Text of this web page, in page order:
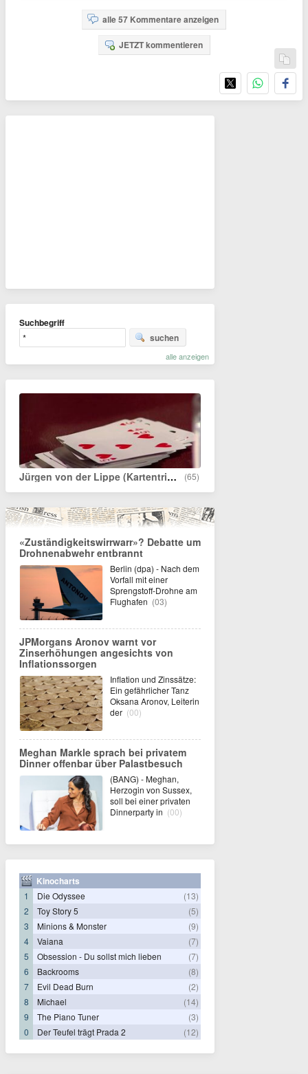
alle 57 Kommentare anzeigen
JETZT kommentieren
Suchbegriff
suchen
alle anzeigen
Jürgen von der Lippe (Kartentrick) (65)
«Zuständigkeitswirrwarr»? Debatte um
Drohnenabwehr entbrannt
Berlin (dpa) - Nach dem
Vorfall mit einer
Sprengstoff-Drohne am
Flughafen (03)
JPMorgans Aronov warnt vor
Zinserhöhungen angesichts von
Inflationssorgen
Inflation und Zinssätze:
Ein gefährlicher Tanz
Oksana Aronov, Leiterin
der (00)
Meghan Markle sprach bei privatem
Dinner offenbar über Palastbesuch
(BANG) - Meghan,
Herzogin von Sussex,
soll bei einer privaten
Dinnerparty in (00)
Kinocharts
1 Die Odyssee
(13)
2
Toy Story 5
(5)
3
Minions & Monster
(9)
4
Vaiana
(7)
5
Obsession - Du sollst mich lieben
(7)
6
Backrooms
(8)
7
Evil Dead Burn
(2)
8
Michael
(14)
9
The Piano Tuner
(3)
0
Der Teufel trägt Prada 2 (12)